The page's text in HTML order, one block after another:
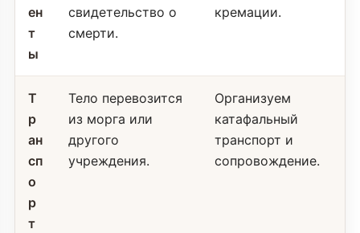
ен
т
ы
свидетельство о
смерти.
кремации.
Т
р
ан
сп
о
р
т
Тело перевозится
из морга или
другого
учреждения.
Организуем
катафальный
транспорт и
сопровождение.